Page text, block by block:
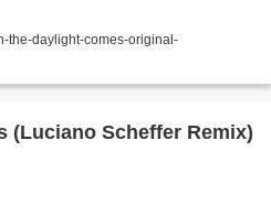
the-daylight-comes-original-
(Luciano Scheffer Remix)